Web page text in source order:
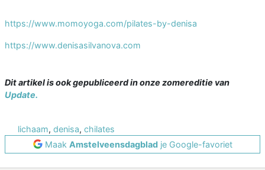
https://www.momoyoga.com/pilates-by-denisa
https://www.denisasilvanova.com
Dit artikel is ook gepubliceerd in onze zomereditie van
Update.
lichaam, denisa, chilates
Maak Amstelveensdagbladje Google-favoriet